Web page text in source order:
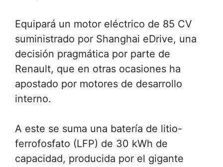
Equipará un motor eléctrico de 85 CV
suministrado por Shanghai eDrive, una
decisión pragmática por parte de
Renault, que en otras ocasiones ha
apostado por motores de desarrollo
interno.
A este se suma una batería de litio-
ferrofosfato (LFP) de 30 kWh de
capacidad, producida por el gigante